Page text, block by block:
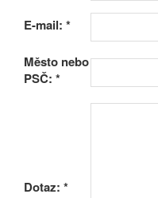
E-mail: *
Město nebo
PSČ: *
Dotaz: *